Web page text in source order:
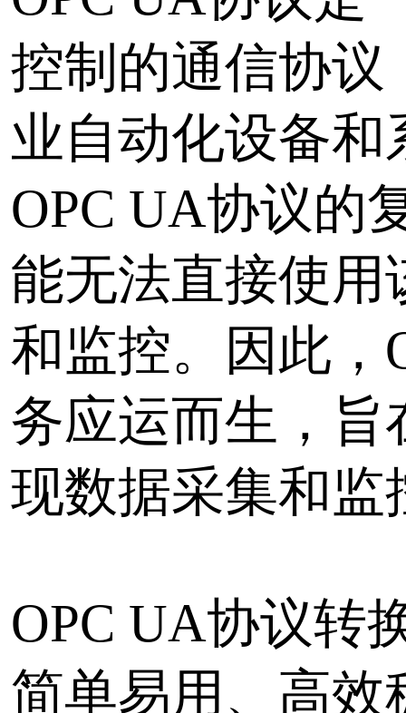
简单易用、高效稳定和
过将OPC UA协议转换为
格式，用户可以轻松地
采集和监控工具来访问
备的数据。同时，该业
系列高级功能，如数据
缩和安全加密等，以确
监控的高效稳定和安全
此外，OPC UA协议转换
以下优势：
灵活性：支持多种数据
具，用户可以根据自己
择。